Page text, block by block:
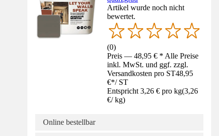
Artikel wurde noch nicht
bewertet.
(0)
Preis — 48,95 € * Alle Preise
inkl. MwSt. und ggf. zzgl.
Versandkosten pro ST48,95
€*/ ST
Entspricht 3,26 € pro kg(3,26
€/ kg)
Online bestellbar